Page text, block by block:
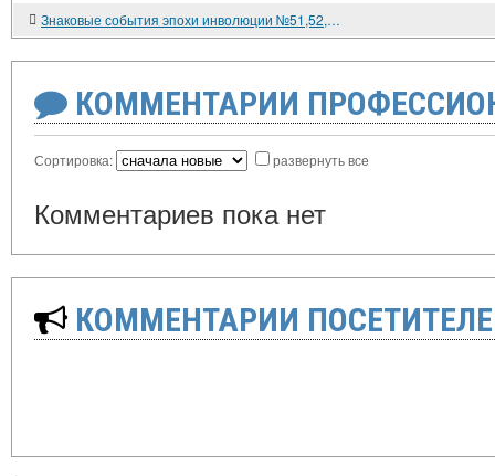
Знаковые события эпохи инволюции №51,52,53.
КОММЕНТАРИИ
Сортировка: развернуть все
Комментариев пока нет
КОММЕНТАРИИ